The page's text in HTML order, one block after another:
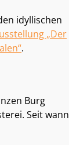
idyllischen
„Der
.
Burg
Seit wann